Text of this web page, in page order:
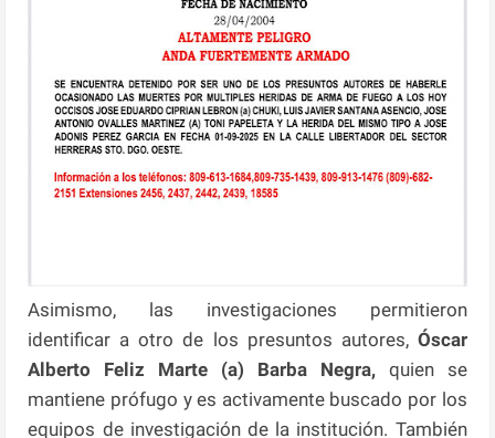
Asimismo, las investigaciones permitieron
identificar a otro de los presuntos autores, Óscar
Alberto Feliz Marte (a) Barba Negra,quien se
mantiene prófugo y es activamente buscado por los
equipos de investigación de la institución. También